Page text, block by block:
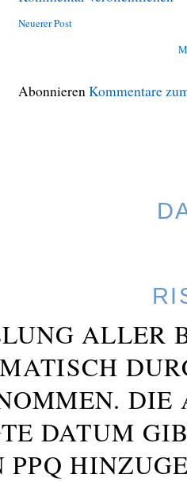
Neuerer Post
AbonnierenKommentare
ALLER
DIE
DATUM